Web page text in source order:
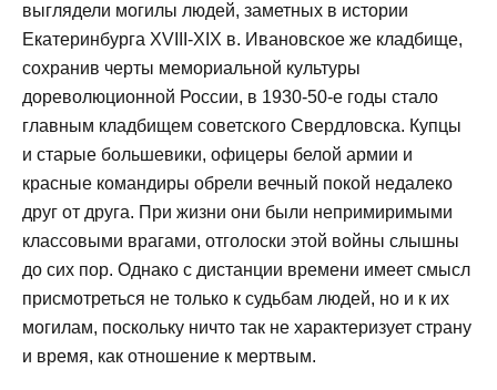
выглядели могилы людей, заметных в истории
Екатеринбурга XVIII-XIX в. Ивановское же кладбище,
сохранив черты мемориальной культуры
дореволюционной России, в 1930-50-е годы стало
главным кладбищем советского Свердловска. Купцы
и старые большевики, офицеры белой армии и
красные командиры обрели вечный покой недалеко
друг от друга. При жизни они были непримиримыми
классовыми врагами, отголоски этой войны слышны
до сих пор. Однако с дистанции времени имеет смысл
присмотреться не только к судьбам людей, но и к их
могилам, поскольку ничто так не характеризует страну
и время, как отношение к мертвым.